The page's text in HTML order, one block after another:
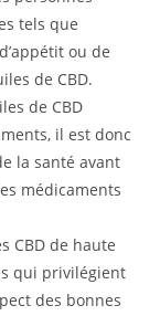
tels que
ou de
de CBD.
de CBD
il est donc
la santé avant
médicaments
CBD de haute
qui privilégient
des bonnes